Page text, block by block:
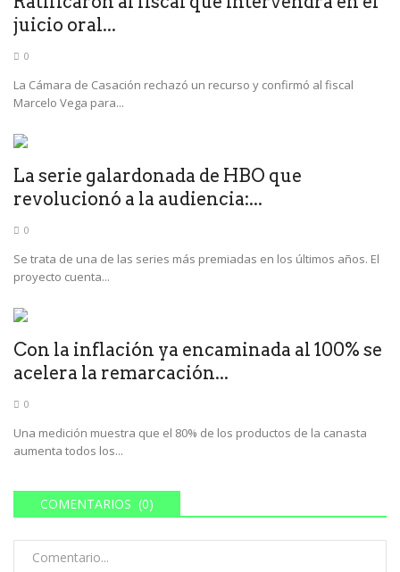
juicio oral...
0
La Cámara de Casación rechazó un recurso y confirmó al fiscal
Marcelo Vega para...
La serie galardonada de HBO que
revolucionó a la audiencia:...
0
Se trata de una de las series más premiadas en los últimos años. El
proyecto cuenta...
Con la inflación ya encaminada al 100% se
acelera la remarcación...
0
Una medición muestra que el 80% de los productos de la canasta
aumenta todos los...
COMENTARIOS (0)